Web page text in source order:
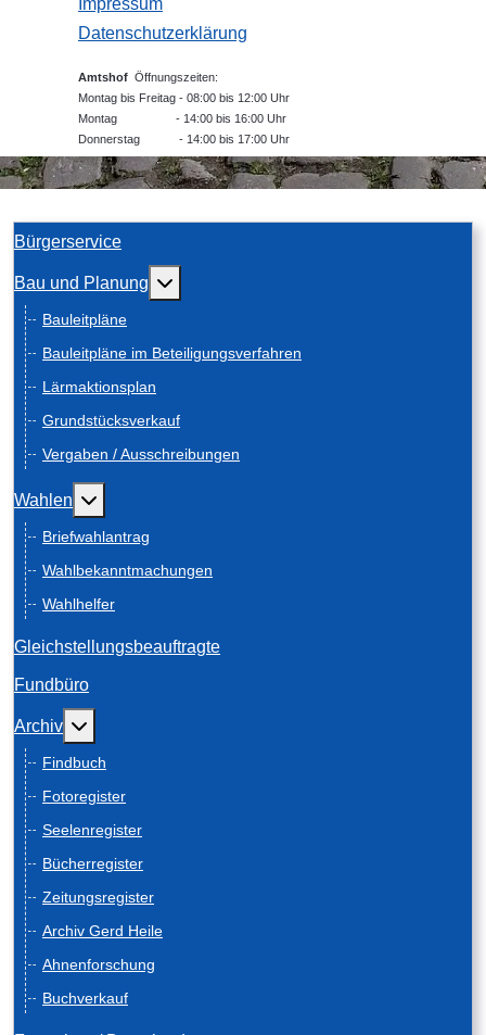
Impressum
Datenschutzerklärung
Amtshof Öffnungszeiten:
Montag bis Freitag - 08:00 bis 12:00 Uhr
Montag - 14:00 bis 16:00 Uhr
Donnerstag - 14:00 bis 17:00 Uhr
Bürgerservice
Bau und Planung Weitere Informationen: Bau und Planung
Bauleitpläne
Bauleitpläne im Beteiligungsverfahren
Lärmaktionsplan
Grundstücksverkauf
Vergaben / Ausschreibungen
Wahlen Weitere Informationen: Wahlen
Briefwahlantrag
Wahlbekanntmachungen
Wahlhelfer
Gleichstellungsbeauftragte
Fundbüro
Archiv Weitere Informationen: Archiv
Findbuch
Fotoregister
Seelenregister
Bücherregister
Zeitungsregister
Archiv Gerd Heile
Ahnenforschung
Buchverkauf